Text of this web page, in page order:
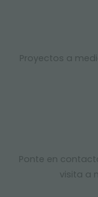
Proyectos a
Ponte en
visita a